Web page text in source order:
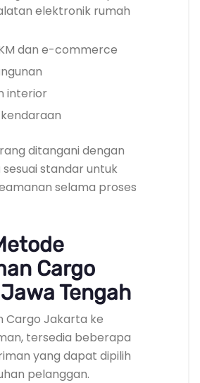
elektronik rumah
dan e-commerce
interior
ditangani dengan
standar untuk
selama proses
Cargo
Tengah
Cargo Jakarta ke
tersedia beberapa
yang dapat dipilih
pelanggan.